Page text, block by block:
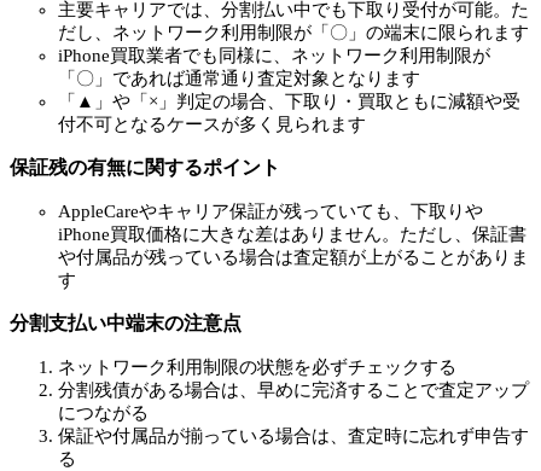
主要キャリアでは、分割払い中でも下取り受付が可能。た
だし、ネットワーク利用制限が「〇」の端末に限られます
iPhone買取業者でも同様に、ネットワーク利用制限が
「〇」であれば通常通り査定対象となります
「▲」や「×」判定の場合、下取り・買取ともに減額や受
付不可となるケースが多く見られます
保証残の有無に関するポイント
AppleCareやキャリア保証が残っていても、下取りや
iPhone買取価格に大きな差はありません。ただし、保証書
や付属品が残っている場合は査定額が上がることがありま
す
分割支払い中端末の注意点
ネットワーク利用制限の状態を必ずチェックする
分割残債がある場合は、早めに完済することで査定アップ
につながる
保証や付属品が揃っている場合は、査定時に忘れず申告す
る